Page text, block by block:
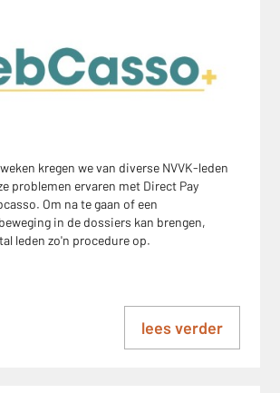
kregen we van diverse NVVK-leden
problemen ervaren met Direct Pay
Om na te gaan of een
in de dossiers kan brengen,
leden zo'n procedure op.
lees verder